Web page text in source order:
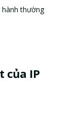
hành thường
của IP